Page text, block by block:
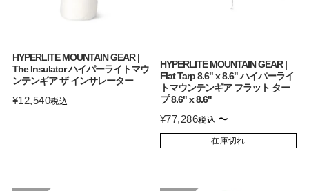
HYPERLITE MOUNTAIN GEAR |
The Insulator ハイパーライトマウ
ンテンギア ザ インサレーター
¥12,540税込
HYPERLITE MOUNTAIN GEAR |
Flat Tarp 8.6" x 8.6" ハイパーライ
トマウンテンギア フラット ター
プ 8.6" x 8.6"
¥77,286税込 〜
在庫切れ